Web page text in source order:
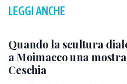
LEGGI ANCHE
Quando la scultura
a Moimacco una
Ceschia